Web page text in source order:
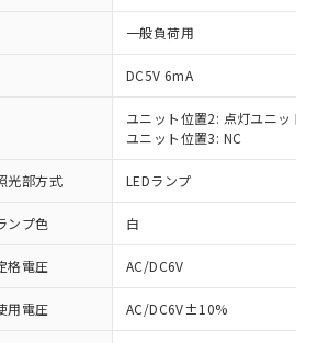
一般負荷用
DC5V 6mA
ユニット位置2: 点灯ユニット
ユニット位置3: NC
光部方式 LEDランプ
ンプ色 白
格電圧 AC/DC6V
用電圧 AC/DC6V±10%
件
お読みいただき、同意のうえ
：EU RoHS指令（10物質）の
した製品が提供可能な商品で
RoHS指令（10物質）の非含
製品に切り替える予定のある
：EU RoHS指令（10物質）の
応の商品で、対応品を出す予